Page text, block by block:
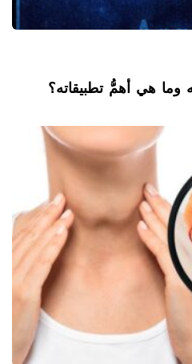
وما هي أهمُّ تطبيقاته؟